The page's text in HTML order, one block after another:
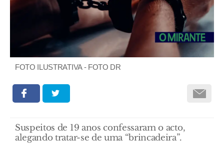
FOTO ILUSTRATIVA - FOTO DR
Suspeitos de 19 anos confessaram o acto,
alegando tratar-se de uma “brincadeira”.